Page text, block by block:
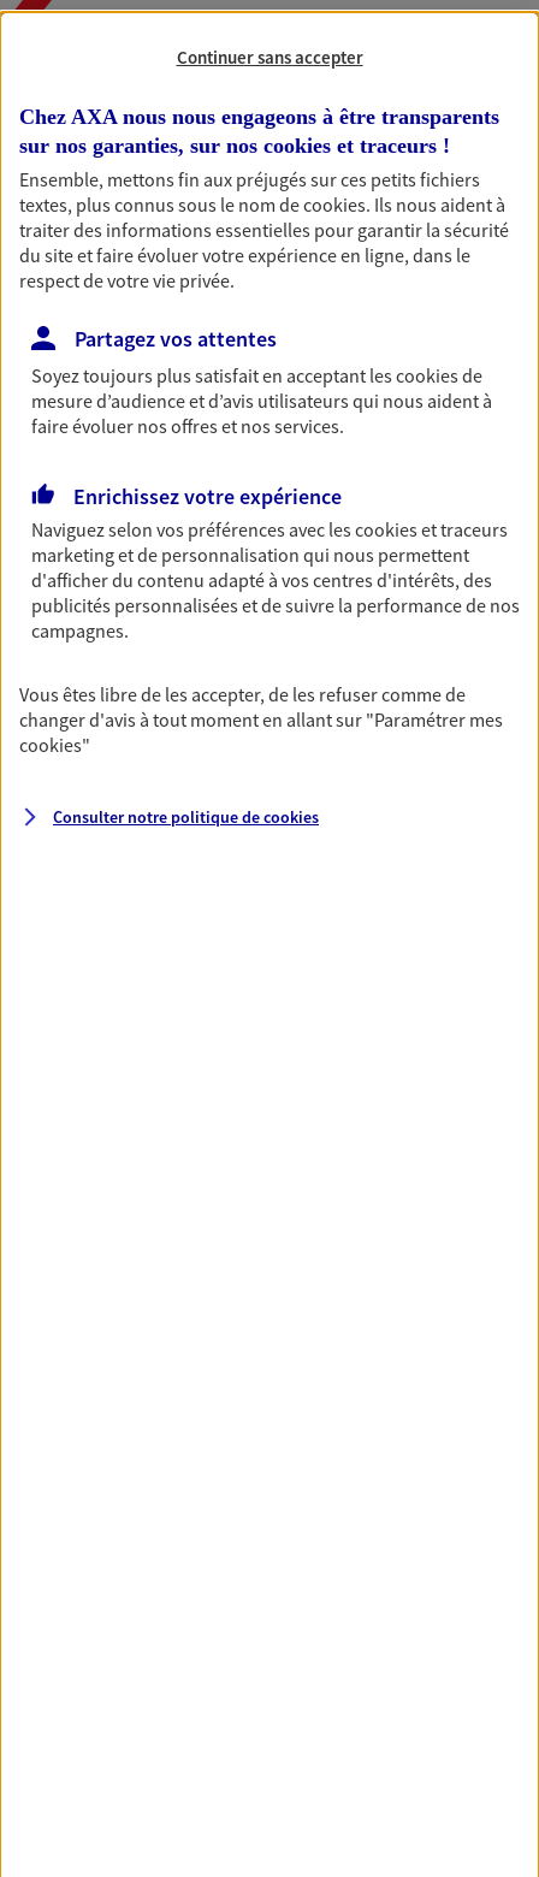
Épargne
Réalisez vos projets grâce à votre épargne : achat
immobilier, études des enfants ou voyage autour
du monde… Épargnez à votre rythme et
simplement, selon votre profil.
Découvrir les offres Épargne
Retraite
Préparez sereinement ce nouveau chapitre de
votre vie avec les conseils d'un expert. Découvrez
spécialement conçue pour la retraite.
Découvrir l'offre Retraite
Prévoyance
Pour un avenir serein, assurez-vous avec notre
d'accident ou de maladie en optant pour les
garanties incapacité temporaire totale de travail,
invalidité ou de décès.
Continuer sans accepter
Chez AXA nous nous engageons à être transparents
sur nos garanties, sur nos cookies et traceurs !
Ensemble, mettons fin aux préjugés sur ces petits fichiers
textes, plus connus sous le nom decookies. Ils nous aident à
traiter des informations essentielles pour garantir la sécurité
du site et faire évoluer votre expérience en ligne, dans le
respect de votre vie privée.
Partagez vos attentes
Soyez toujours plus satisfait en acceptant lescookiesde
mesure d’audience et d’avis utilisateurs qui nous aident à
faire évoluer nos offres et nos services.
Enrichissez votre expérience
Naviguez selon vos préférences avec lescookies et traceurs
marketing et de personnalisation qui nous permettent
d'afficher du contenu adapté à vos centres d'intérêts, des
publicités personnalisées et de suivre la performance de nos
campagnes.
Vous êtes libre de les accepter, de les refuser comme de
changer d'avis à tout moment en allant sur "Paramétrer mes
cookies"
Consulter notre politique decookies